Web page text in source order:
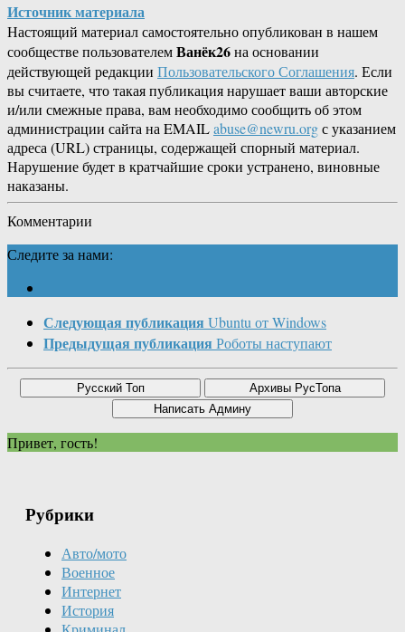
Источник материала
Настоящий материал самостоятельно опубликован в нашем
сообществе пользователемВанёк26на основании
действующей редакции Пользовательского Соглашения. Если
вы считаете, что такая публикация нарушает ваши авторские
и/или смежные права, вам необходимо сообщить об этом
администрации сайта на EMAILabuse@newru.orgс указанием
адреса (URL) страницы, содержащей спорный материал.
Нарушение будет в кратчайшие сроки устранено, виновные
наказаны.
Комментарии
Следите за нами:
Следующая публикация Ubuntu от Windows
Предыдущая публикация Роботы наступают
Привет, гость!
Рубрики
Авто/мото
Военное
Интернет
История